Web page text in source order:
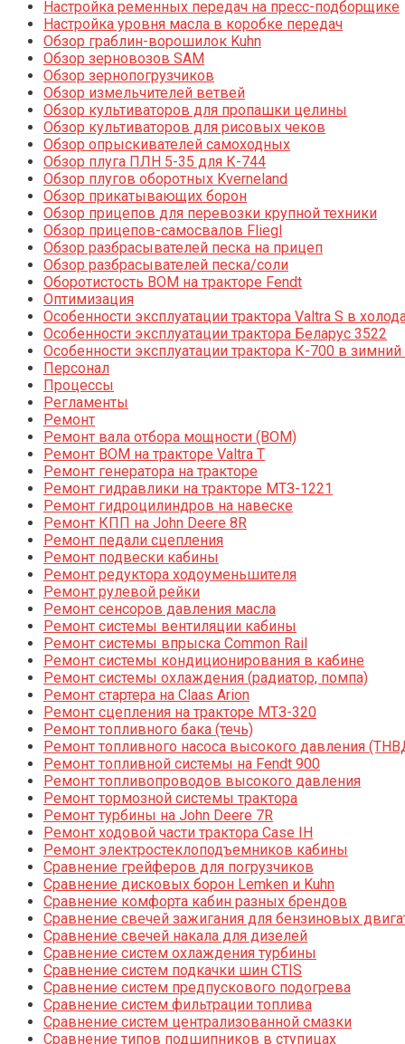
Настройка ременных передач на пресс-подборщике
Настройка уровня масла в коробке передач
Обзор граблин-ворошилок Kuhn
Обзор зерновозов SAM
Обзор зернопогрузчиков
Обзор измельчителей ветвей
Обзор культиваторов для пропашки целины
Обзор культиваторов для рисовых чеков
Обзор опрыскивателей самоходных
Обзор плуга ПЛН 5-35 для К-744
Обзор плугов оборотных Kverneland
Обзор прикатывающих борон
Обзор прицепов для перевозки крупной техники
Обзор прицепов-самосвалов Fliegl
Обзор разбрасывателей песка на прицеп
Обзор разбрасывателей песка/соли
Оборотистость ВОМ на тракторе Fendt
Оптимизация
Особенности эксплуатации трактора Valtra S в
Особенности эксплуатации трактора Беларус 3522
Особенности эксплуатации трактора К-700 в
Персонал
Процессы
Регламенты
Ремонт
Ремонт вала отбора мощности (ВОМ)
Ремонт ВОМ на тракторе Valtra T
Ремонт генератора на тракторе
Ремонт гидравлики на тракторе МТЗ-1221
Ремонт гидроцилиндров на навеске
Ремонт КПП на John Deere 8R
Ремонт педали сцепления
Ремонт подвески кабины
Ремонт редуктора ходоуменьшителя
Ремонт рулевой рейки
Ремонт сенсоров давления масла
Ремонт системы вентиляции кабины
Ремонт системы впрыска Common Rail
Ремонт системы кондиционирования в кабине
Ремонт системы охлаждения (радиатор, помпа)
Ремонт стартера на Claas Arion
Ремонт сцепления на тракторе МТЗ-320
Ремонт топливного бака (течь)
Ремонт топливного насоса высокого давления
Ремонт топливной системы на Fendt 900
Ремонт топливопроводов высокого давления
Ремонт тормозной системы трактора
Ремонт турбины на John Deere 7R
Ремонт ходовой части трактора Case IH
Ремонт электростеклоподъемников кабины
Сравнение грейферов для погрузчиков
Сравнение дисковых борон Lemken и Kuhn
Сравнение комфорта кабин разных брендов
Сравнение свечей зажигания для бензиновых
Сравнение свечей накала для дизелей
Сравнение систем охлаждения турбины
Сравнение систем подкачки шин CTIS
Сравнение систем предпускового подогрева
Сравнение систем фильтрации топлива
Сравнение систем централизованной смазки
Сравнение типов подшипников в ступицах